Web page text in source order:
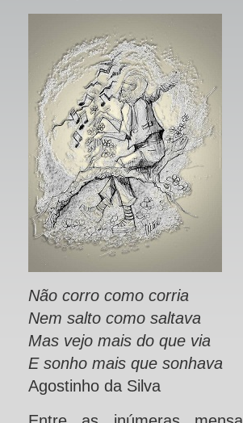
Não corro como corria
Nem salto como saltava
Mas vejo mais do que via
E sonho mais que sonhava
Agostinho da Silva